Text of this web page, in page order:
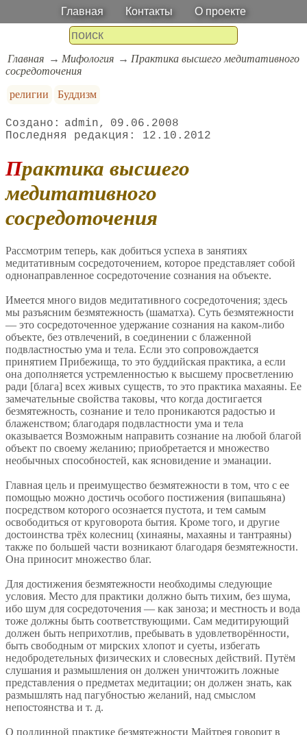
Главная Контакты О проекте
Главная Мифология
Практика высшего медитативного
сосредоточения
религии
Буддизм
admin
09.06.2008
12.10.2012
Практика высшего
медитативного
сосредоточения
Рассмотрим теперь, как добиться успеха в занятиях
медитативным сосредоточением, которое представляет собой
однонаправленное сосредоточение сознания на объекте.
Имеется много видов медитативного сосредоточения; здесь
мы разъясним безмятежность (шаматха). Суть безмятежности
— это сосредоточенное удержание сознания на каком-либо
объекте, без отвлечений, в соединении с блаженной
подвластностью ума и тела. Если это сопровождается
принятием Прибежища, то это буддийская практика, а если
она дополняется устремленностью к высшему просветлению
ради [блага] всех живых существ, то это практика махаяны. Ее
замечательные свойства таковы, что когда достигается
безмятежность, сознание и тело проникаются радостью и
блаженством; благодаря подвластности ума и тела
оказывается Возможным направить сознание на любой благой
объект по своему желанию; приобретается и множество
необычных способностей, как ясновидение и эманации.
Главная цель и преимущество безмятежности в том, что с ее
помощью можно достичь особого постижения (випашьяна)
посредством которого осознается пустота, и тем самым
освободиться от круговорота бытия. Кроме того, и другие
достоинства трёх колесниц (хинаяны, махаяны и тантраяны)
также по большей части возникают благодаря безмятежности.
Она приносит множество благ.
Для достижения безмятежности необходимы следующие
условия. Место для практики должно быть тихим, без шума,
ибо шум для сосредоточения — как заноза; и местность и вода
тоже должны быть соответствующими. Сам медитирующий
должен быть неприхотлив, пребывать в удовлетворённости,
быть свободным от мирских хлопот и суеты, избегать
недобродетельных физических и словесных действий. Путём
слушания и размышления он должен уничтожить ложные
представления о предметах медитации; он должен знать, как
размышлять над пагубностью желаний, над смыслом
непостоянства и т. д.
О подлинной практике безмятежности Майтрея говорит в